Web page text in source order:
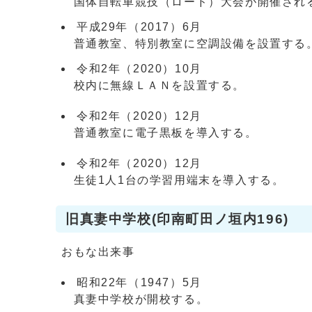
平成29年（2017）6月
普通教室、特別教室に空調設備を設置する
令和2年（2020）10月
校内に無線ＬＡＮを設置する。
令和2年（2020）12月
普通教室に電子黒板を導入する。
令和2年（2020）12月
生徒1人1台の学習用端末を導入する。
旧真妻中学校(印南町田ノ垣内196)
おもな出来事
昭和22年（1947）5月
真妻中学校が開校する。